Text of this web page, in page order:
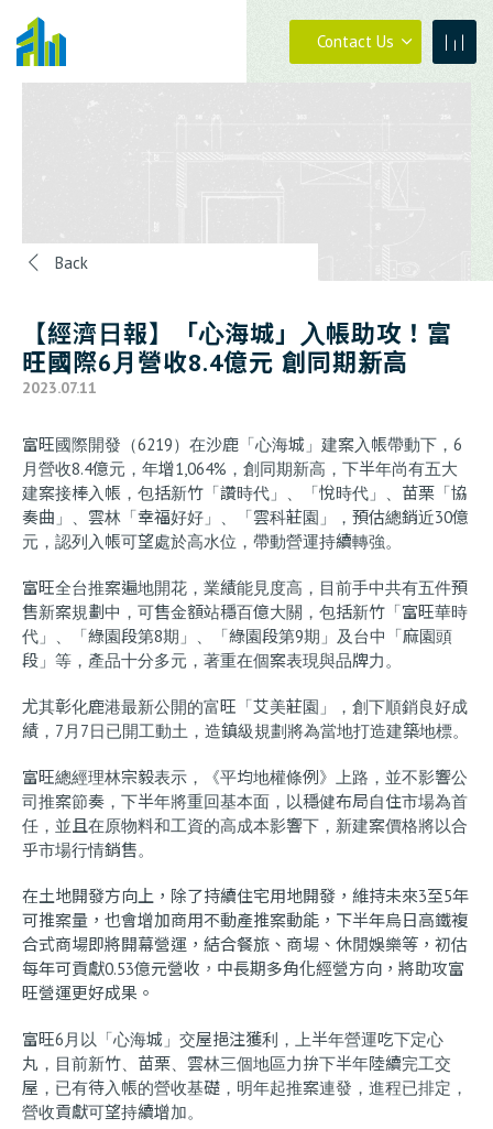
Contact Us
0800-399288
Construction
Progresses
Renovations
& Repairs
Back
【經濟日報】「心海城」入帳助攻！富
旺國際6月營收8.4億元 創同期新高
2023.07.11
富旺國際開發（6219）在沙鹿「心海城」建案入帳帶動下，6
月營收8.4億元，年增1,064%，創同期新高，下半年尚有五大
建案接棒入帳，包括新竹「讚時代」、「悅時代」、苗栗「協
奏曲」、雲林「幸福好好」、「雲科莊園」，預估總銷近30億
元，認列入帳可望處於高水位，帶動營運持續轉強。
富旺全台推案遍地開花，業績能見度高，目前手中共有五件預
售新案規劃中，可售金額站穩百億大關，包括新竹「富旺華時
代」、「綠園段第8期」、「綠園段第9期」及台中「麻園頭
段」等，產品十分多元，著重在個案表現與品牌力。
尤其彰化鹿港最新公開的富旺「艾美莊園」，創下順銷良好成
績，7月7日已開工動土，造鎮級規劃將為當地打造建築地標。
富旺總經理林宗毅表示，《平均地權條例》上路，並不影響公
司推案節奏，下半年將重回基本面，以穩健布局自住市場為首
任，並且在原物料和工資的高成本影響下，新建案價格將以合
乎市場行情銷售。
在土地開發方向上，除了持續住宅用地開發，維持未來3至5年
可推案量，也會增加商用不動產推案動能，下半年烏日高鐵複
合式商場即將開幕營運，結合餐旅、商場、休閒娛樂等，初估
每年可貢獻0.53億元營收，中長期多角化經營方向，將助攻富
旺營運更好成果。
富旺6月以「心海城」交屋挹注獲利，上半年營運吃下定心
丸，目前新竹、苗栗、雲林三個地區力拚下半年陸續完工交
屋，已有待入帳的營收基礎，明年起推案連發，進程已排定，
營收貢獻可望持續增加。